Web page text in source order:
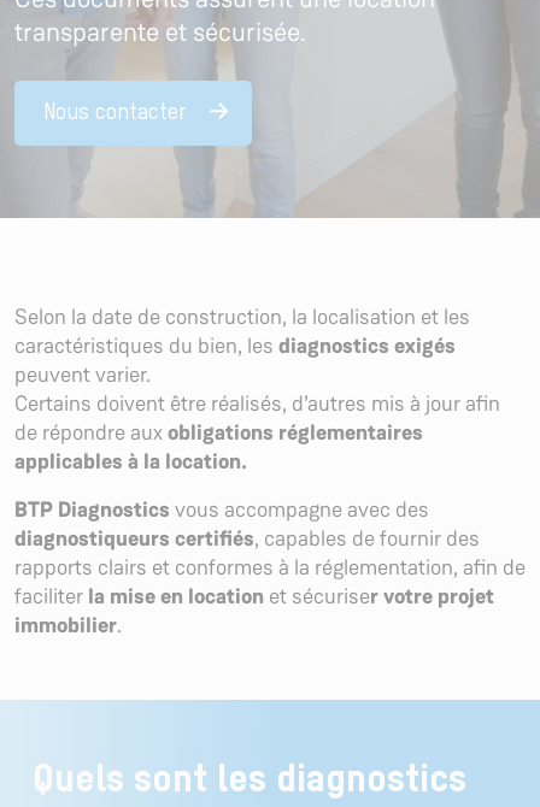
transparente et sécurisée.
Nous contacter
Selon la date de construction, la localisation et les
caractéristiques du bien, les diagnostics exigés
peuvent varier.
Certains doivent être réalisés, d’autres mis à jour afin
de répondre auxobligations réglementaires
applicables à la location.
BTP Diagnostics vous accompagne avec des
diagnostiqueurs certifiés, capables de fournir des
rapports clairs et conformes à la réglementation, afin de
faciliter la mise en location et sécuriser votre projet
immobilier.
Quels sont les diagnostics